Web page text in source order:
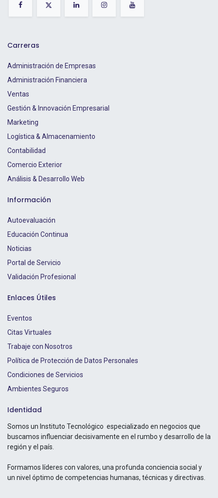
Carreras
Administración de Empresas
Administración Financiera
Ventas
Gestión & Innovación Empresarial
Marketing
Logística & Almacenamiento
Contabilidad
Comercio Exterior
Análisis & Desarrollo Web
Información
Autoevaluación
Educación Continua
Noticias
Portal de Servicio
Validación Profesional
Enlaces Útiles
Eventos
Citas Virtuales
Trabaje con Nosotros
Política de Protección de Datos Personales
Condiciones de Servicios
Ambientes Seguros
Identidad
Somos un Instituto Tecnológico especializado en negocios que
buscamos influenciar decisivamente en el rumbo y desarrollo de la
región y el país.
Formamos líderes con valores, una profunda conciencia social y
un nivel óptimo de competencias humanas, técnicas y directivas.